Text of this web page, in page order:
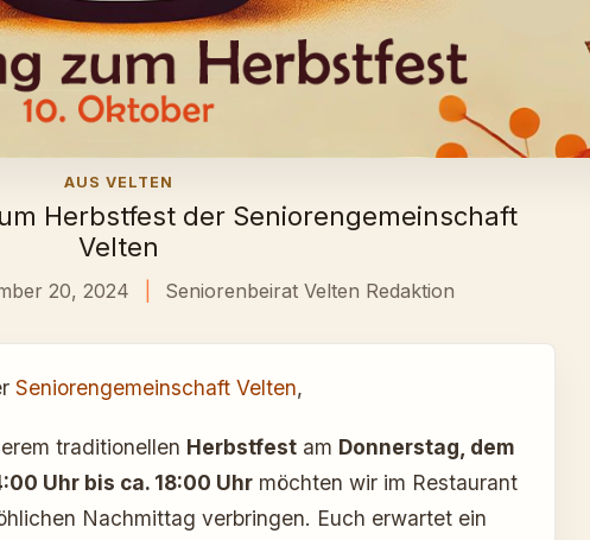
AUS VELTEN
Herbstfest der Seniorengemeinschaft
Velten
20, 2024 Seniorenbeirat Velten Redaktion
Seniorengemeinschaft Velten,
traditionellen Herbstfest am Donnerstag, dem
Uhr bis ca. 18:00 Uhr möchten wir im Restaurant
Nachmittag verbringen. Euch erwartet ein